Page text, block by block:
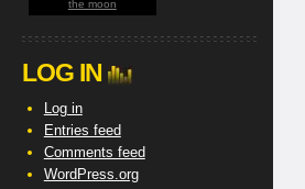
the moon
LOG IN
Log in
Entries feed
Comments feed
WordPress.org